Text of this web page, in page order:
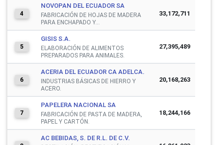
4
NOVOPAN DEL ECUADOR SA
FABRICACIÓN DE HOJAS DE MADERA
PARA ENCHAPADO Y...
33,172,711
5
GISIS S.A.
ELABORACIÓN DE ALIMENTOS
PREPARADOS PARA ANIMALES.
27,395,489
6
ACERIA DEL ECUADOR CA ADELCA.
INDUSTRIAS BÁSICAS DE HIERRO Y
ACERO.
20,168,263
7
PAPELERA NACIONAL SA
FABRICACIÓN DE PASTA DE MADERA,
PAPEL Y CARTÓN.
18,244,166
AC BEBIDAS, S. DE R.L. DE C.V.